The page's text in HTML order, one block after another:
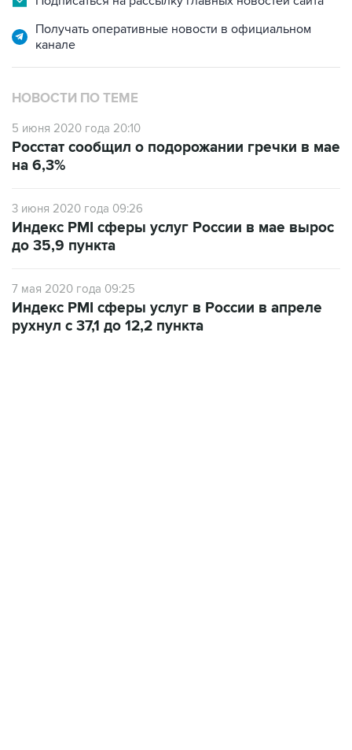
Получать оперативные новости в официальном
канале
НОВОСТИ ПО ТЕМЕ
5 июня 2020 года 20:10
Росстат сообщил о подорожании гречки в мае
на 6,3%
3 июня 2020 года 09:26
Индекс PMI сферы услуг России в мае вырос
до 35,9 пункта
7 мая 2020 года 09:25
Индекс PMI сферы услуг в России в апреле
рухнул с 37,1 до 12,2 пункта